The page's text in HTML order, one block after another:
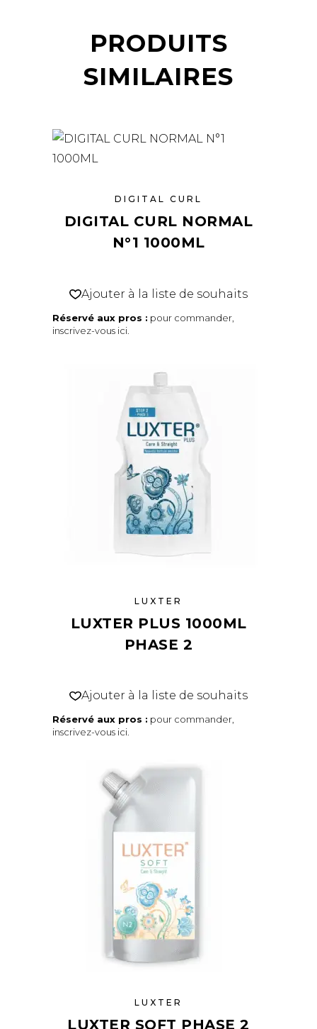
PRODUITS
SIMILAIRES
DIGITAL CURL
DIGITAL CURL NORMAL
N°1 1000ML
Ajouter à la liste de souhaits
Réservé aux pros : pour commander,
inscrivez-vous ici
LUXTER
LUXTER PLUS 1000ML
PHASE 2
Ajouter à la liste de souhaits
Réservé aux pros : pour commander,
inscrivez-vous ici.
LUXTER
LUXTER SOFT PHASE 2